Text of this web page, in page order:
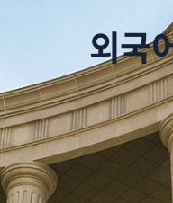
외국